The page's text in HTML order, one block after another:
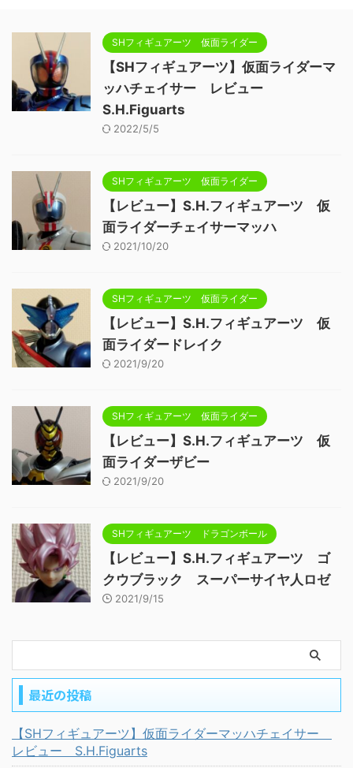
SHフィギュアーツ 仮面ライダー
【SHフィギュアーツ】仮面ライダーマ
ッハチェイサー レビュー
S.H.Figuarts
2022/5/5
SHフィギュアーツ 仮面ライダー
【レビュー】S.H.フィギュアーツ 仮
面ライダーチェイサーマッハ
2021/10/20
SHフィギュアーツ 仮面ライダー
【レビュー】S.H.フィギュアーツ 仮
面ライダードレイク
2021/9/20
SHフィギュアーツ 仮面ライダー
【レビュー】S.H.フィギュアーツ 仮
面ライダーザビー
2021/9/20
SHフィギュアーツ ドラゴンボール
【レビュー】S.H.フィギュアーツ ゴ
クウブラック スーパーサイヤ人ロゼ
2021/9/15
最近の投稿
【SHフィギュアーツ】仮面ライダーマッハチェイサー
レビュー S.H.Figuarts